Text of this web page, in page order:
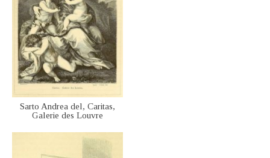
Sarto Andrea del, Caritas,
Galerie des Louvre